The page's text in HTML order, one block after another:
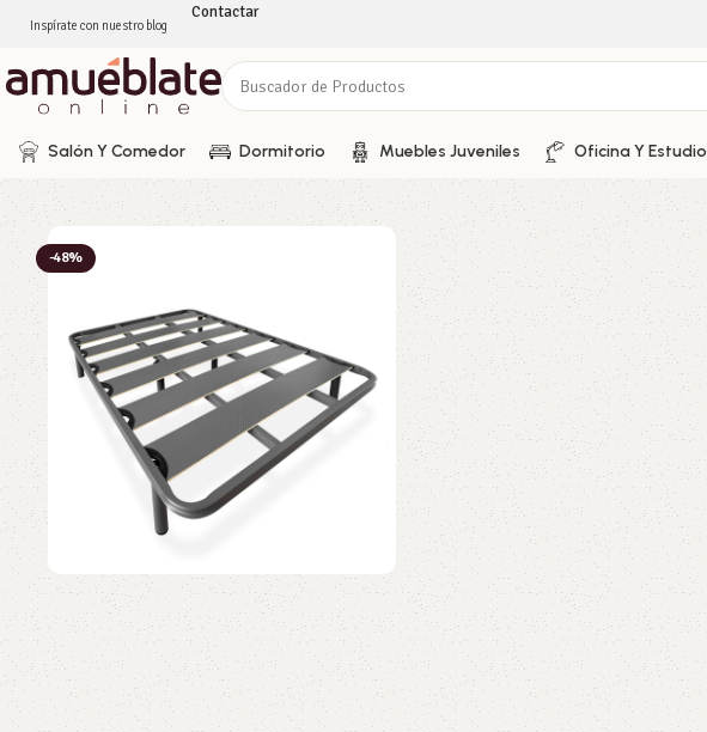
Inspírate con nuestro blog
Contactar
Salón Y Comedor Dormitorio Muebles Juveniles Oficina Y Estudio
-48%